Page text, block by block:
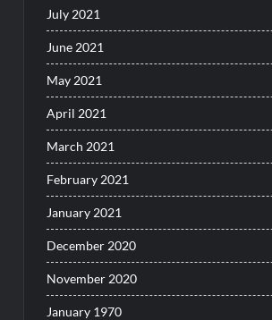
July 2021
June 2021
May 2021
April 2021
March 2021
February 2021
January 2021
December 2020
November 2020
January 1970